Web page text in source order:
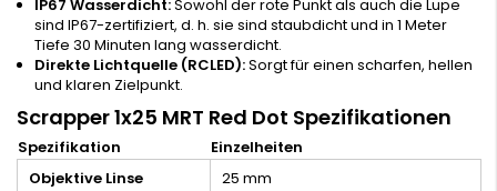
IP67 Wasserdicht:Sowohl der rote Punkt als auch die Lupe
sind IP67-zertifiziert, d. h. sie sind staubdicht und in 1 Meter
Tiefe 30 Minuten lang wasserdicht.
Direkte Lichtquelle (RCLED):Sorgt für einen scharfen, hellen
und klaren Zielpunkt.
Scrapper 1x25 MRT Red Dot Spezifikationen
Spezifikation
Einzelheiten
Objektive Linse
25 mm